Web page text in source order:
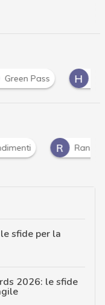
H Hacker H
news in tempo
sfide per la
2026: le sfide